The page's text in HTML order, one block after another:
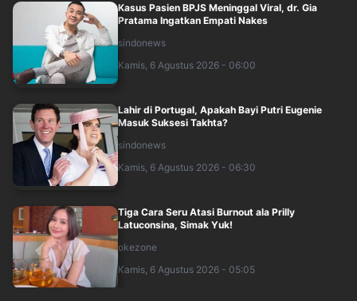
Kasus Pasien BPJS Meninggal Viral, dr. Gia
Pratama Ingatkan Empati Nakes
sindonews
Kamis, 6 Agustus 2026 - 06:00
Lahir di Portugal, Apakah Bayi Putri Eugenie
Masuk Suksesi Takhta?
sindonews
Kamis, 6 Agustus 2026 - 06:30
Tiga Cara Seru Atasi Burnout ala Prilly
Latuconsina, Simak Yuk!
okezone
Kamis, 6 Agustus 2026 - 05:05